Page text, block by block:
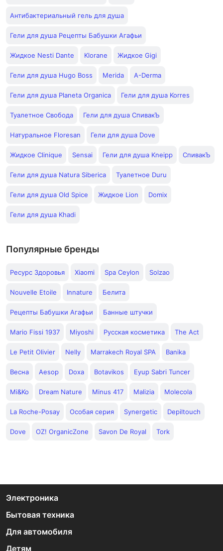
Антибактериальный гель для душа
Гели для душа Рецепты Бабушки Агафьи
Жидкое Nesti Dante Klorane Жидкое Gigi
Гели для душа Hugo Boss Merida A-Derma
Гели для душа Planeta Organica Гели для душа Korres
Туалетное Свобода Гели для душа СпивакЪ
Натуральное Floresan Гели для душа Dove
Жидкое Clinique Sensai Гели для душа Kneipp СпивакЪ
Гели для душа Natura Siberica Туалетное Duru
Гели для душа Old Spice Жидкое Lion Domix
Гели для душа Khadi
Популярные бренды
Ресурс Здоровья Xiaomi Spa Ceylon Solzao
Nouvelle Etoile Innature Белита
Рецепты Бабушки Агафьи Банные штучки
Mario Fissi 1937 Miyoshi Русская косметика The Act
Le Petit Olivier Nelly Marrakech Royal SPA Banika
Весна Aesop Doxa Botavikos Eyup Sabri Tuncer
Mi&Ko Dream Nature Minus 417 Malizia Molecola
La Roche-Posay Особая серия Synergetic Depiltouch
Dove OZ! OrganicZone Savon De Royal Tork
Электроника
Бытовая техника
Для автомобиля
Детям